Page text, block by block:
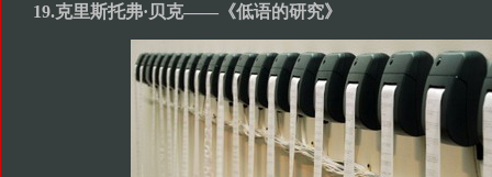
19.克里斯托弗·贝克——《低语的研究》